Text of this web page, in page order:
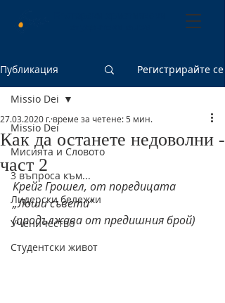
Публикация Регистрирайте се
Missio Dei
Мисията и Словото
3 въпроса към...
Лидерски бележки
Ученичество
Студентски живот
Missio Dei
Как да останете недоволни -
част 2
27.03.2020 г. време за четене: 5 мин.
Крейг Грошел, от поредицата
„Лоши съвети“
(продължава от предишния брой)